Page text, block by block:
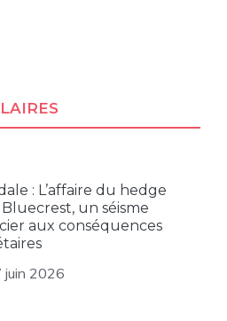
: L’affaire du hedge
un séisme
aux conséquences
juin 2026